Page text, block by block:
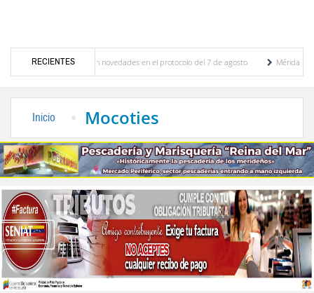
RECIENTES
y se conocieron novedades en el protocolo del 7 de agosto
Mérida territorio
Inicio Mocoties